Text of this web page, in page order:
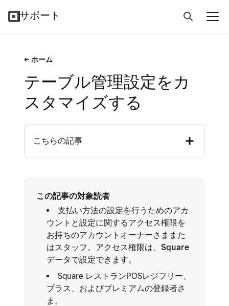
サポート
ホーム
テーブル管理設定をカ
スタマイズする
こちらの記事
この記事の対象読者
支払い方法の設定を行うためのアカ
ウントと設定に関するアクセス権限を
お持ちのアカウントオーナーさままた
はスタッフ。アクセス権限は、 Square
データで設定できます。
Square レストランPOSレジフリー、
プラス、およびプレミアムの登録者さ
ま。